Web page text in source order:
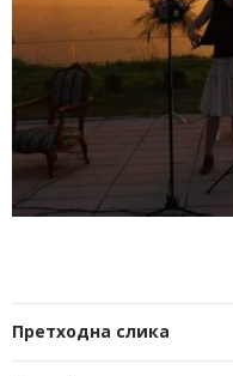
Претходна слика